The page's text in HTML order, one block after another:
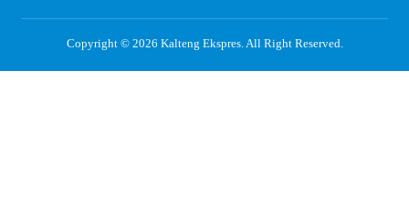
Copyright © 2026 Kalteng Ekspres. All Right Reserved.